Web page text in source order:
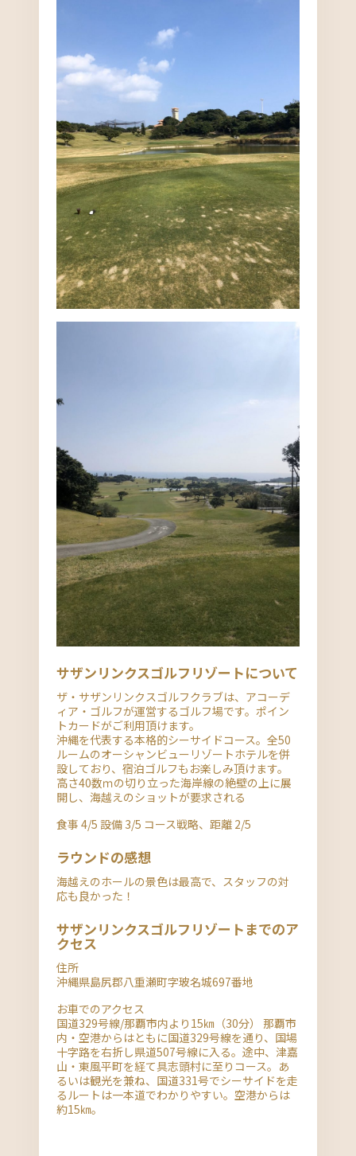
サザンリンクスゴルフリゾートについて
ザ・サザンリンクスゴルフクラブは、アコーデ
ィア・ゴルフが運営するゴルフ場です。ポイン
トカードがご利用頂けます。
沖縄を代表する本格的シーサイドコース。全50
ルームのオーシャンビューリゾートホテルを併
設しており、宿泊ゴルフもお楽しみ頂けます。
高さ40数ｍの切り立った海岸線の絶壁の上に展
開し、海越えのショットが要求される
食事 4/5 設備 3/5 コース戦略、距離 2/5
ラウンドの感想
海越えのホールの景色は最高で、スタッフの対
応も良かった！
サザンリンクスゴルフリゾートまでのア
クセス
住所
沖縄県島尻郡八重瀬町字玻名城697番地
お車でのアクセス
国道329号線/那覇市内より15㎞（30分） 那覇市
内・空港からはともに国道329号線を通り、国場
十字路を右折し県道507号線に入る。途中、津嘉
山・東風平町を経て具志頭村に至りコース。あ
るいは観光を兼ね、国道331号でシーサイドを走
るルートは一本道でわかりやすい。空港からは
約15㎞。